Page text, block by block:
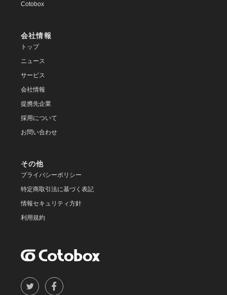
Cotobox
会社情報
トップ
ニュース
サービス
会社情報
提携先企業
採用について
お問い合わせ
その他
プライバシーポリシー
特定商取引法に基づく表記
情報セキュリティ方針
利用規約